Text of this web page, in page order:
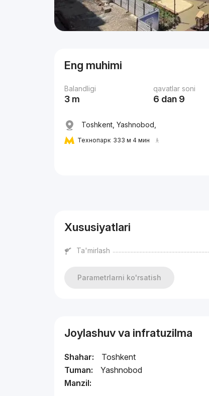
Eng muhimi
Balandligi
3 m
qavatlar soni
6 dan 9
Toshkent, Yashnobod,
Технопарк 333 м 4 мин
Xususiyatlari
Ta'mirlash
Parametrlarni ko'rsatish
Joylashuv va infratuzilma
Shahar:
Toshkent
Tuman:
Yashnobod
Manzil: